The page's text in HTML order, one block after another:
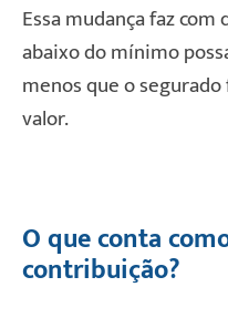
Essa mudança faz
abaixo do mínimo
menos que o
valor.
O que conta
contribuição?